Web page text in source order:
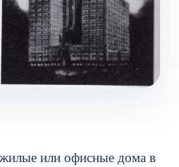
или офисные дома в